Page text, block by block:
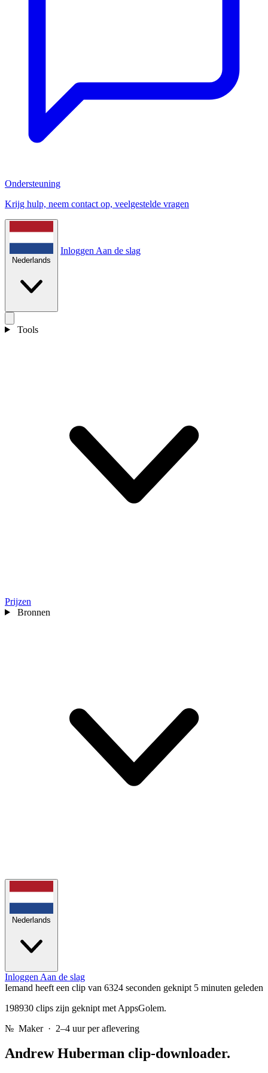
Ondersteuning
Krijg hulp, neem contact op, veelgestelde vragen
Nederlands
Inloggen Aan de slag
Tools
Prijzen
Bronnen
Nederlands
Inloggen Aan de slag
Iemand heeft een clip van 6324 seconden geknipt 5 minuten geleden
198930 clips zijn geknipt met AppsGolem.
№ Maker · 2–4 uur per aflevering
Andrew Huberman clip-downloader.